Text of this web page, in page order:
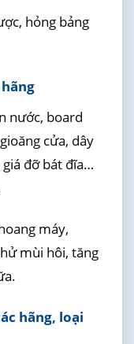
hỏng bảng
nước, board
cửa, dây
đỡ bát đĩa…
máy,
mùi hôi, tăng
hãng, loại